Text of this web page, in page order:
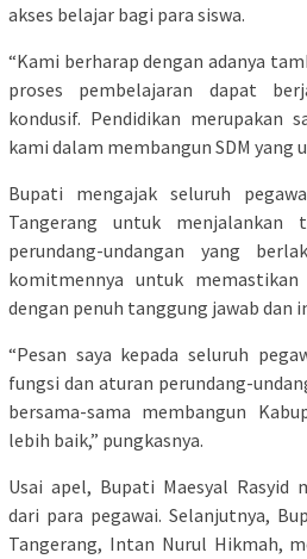
akses belajar bagi para siswa.
“Kami berharap dengan adanya
proses pembelajaran dapat
kondusif. Pendidikan merupakan
kami dalam membangun SDM yang
Bupati mengajak seluruh
Tangerang untuk menjalankan
perundang-undangan yang
komitmennya untuk
dengan penuh tanggung jawab dan
“Pesan saya kepada seluruh
fungsi dan aturan perundang-
bersama-sama membangun
lebih baik,” pungkasnya.
Usai apel, Bupati Maesyal Rasyid
dari para pegawai. Selanjutnya,
Tangerang, Intan Nurul Hikmah,